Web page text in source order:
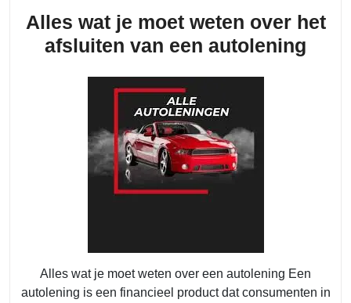
Alles wat je moet weten over het
afsluiten van een autolening
Alles wat je moet weten over een autolening Een
autolening is een financieel product dat consumenten in